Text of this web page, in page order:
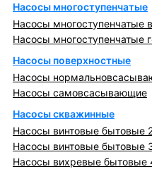
Насосы многоступенчатые
Насосы многоступенчатые
Насосы многоступенчатые
Насосы поверхностные
Насосы
Насосы самовсасывающие
Насосы скважинные
Насосы винтовые бытовые
Насосы винтовые бытовые
Насосы вихревые бытовые